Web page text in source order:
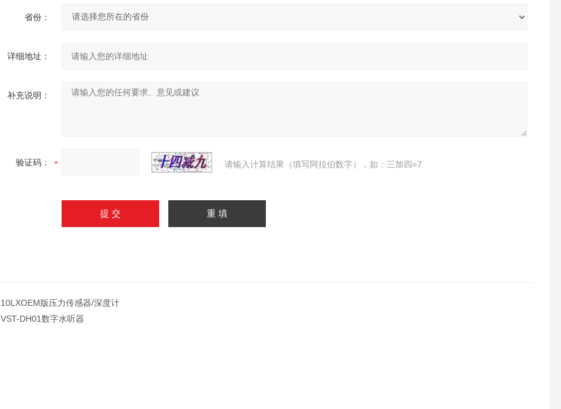
省份：
详细地址：
补充说明：
验证码： 请输入计算结果（填写阿拉伯数字），如：三加四=7
10LXOEM版压力传感器/深度计
VST-DH01数字水听器